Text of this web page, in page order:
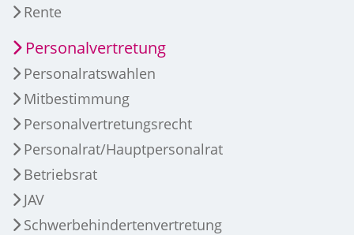
Rente
Personalvertretung
Personalratswahlen
Mitbestimmung
Personalvertretungsrecht
Personalrat/Hauptpersonalrat
Betriebsrat
JAV
Schwerbehindertenvertretung